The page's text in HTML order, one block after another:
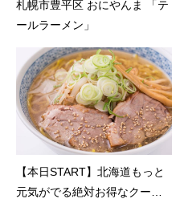
札幌市豊平区 おにやんま 「テ
ールラーメン」
【本日START】北海道もっと
元気がでる絶対お得なクーポ